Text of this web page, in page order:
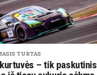
TURTAS
– tik paskutinis